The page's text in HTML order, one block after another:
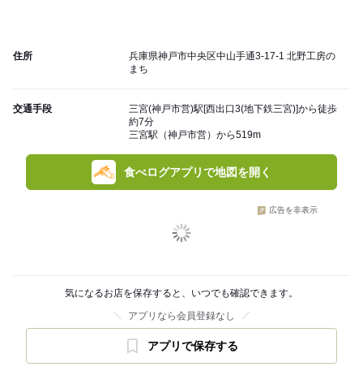
住所
兵庫県神戸市中央区中山手通3-17-1 北野工房の
まち
交通手段
三宮(神戸市営)駅[西出口3(地下鉄三宮)]から徒歩
約7分
三宮駅（神戸市営）から519m
食べログアプリで地図を開く
広告を非表示
気になるお店を保存すると、いつでも確認できます。
アプリなら会員登録なし
アプリで保存する